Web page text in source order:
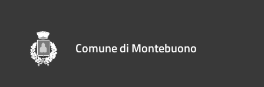
Comune di Montebuono